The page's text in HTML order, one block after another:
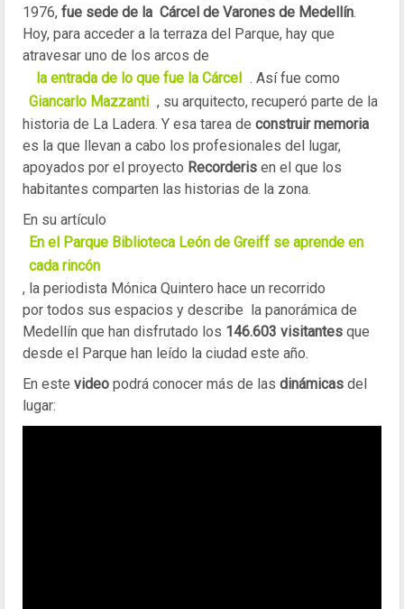
1976, fue sede de la Cárcel de Varones de Medellín.
Hoy, para acceder a la terraza del Parque, hay que
atravesar uno de los arcos de
la entrada de lo que fue la Cárcel . Así fue como
Giancarlo Mazzanti , su arquitecto, recuperó parte de la
historia de La Ladera. Y esa tarea de construir memoria
es la que llevan a cabo los profesionales del lugar,
apoyados por el proyecto Recorderis en el que los
habitantes comparten las historias de la zona.
En su artículo
En el Parque Biblioteca León de Greiff se aprende en
cada rincón
, la periodista Mónica Quintero hace un recorrido
por todos sus espacios y describe la panorámica de
Medellín que han disfrutado los 146.603 visitantes que
desde el Parque han leído la ciudad este año.
En este video podrá conocer más de las dinámicas del
lugar: